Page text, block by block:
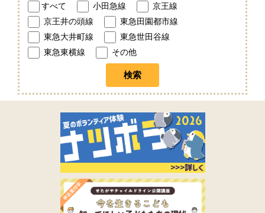
すべて 小田急線
京王線
京王井の頭線
東急田園都市線
東急大井町線
東急世田谷線
東急東横線
その他